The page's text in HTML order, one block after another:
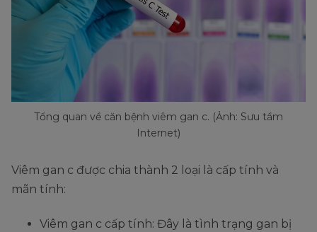
Tổng quan về căn bệnh viêm gan c. (Ảnh: Sưu tầm
Internet)
Viêm gan c được chia thành 2 loại là cấp tính và
mãn tính:
Viêm gan c cấp tính: Đây là tình trạng gan bị